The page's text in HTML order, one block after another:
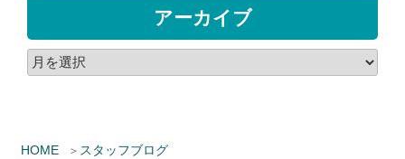
HOME
スタッフブログ
アーカイブ